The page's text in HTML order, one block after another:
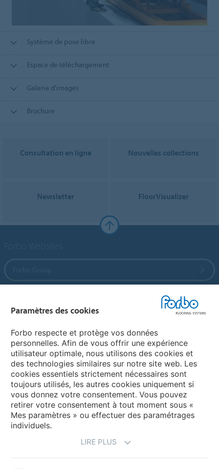
Système de pose libre
Espace de téléchargement
Galerie d'images
Brochure
Consultation en ligne Nouvelles collections
Newsletter FloorVisualizer
Sélectionnez un pays
Sélectionnez votre pays
Paramètres des cookies
Forbo respecte et protège vos données
personnelles. Afin de vous offrir une expérience
utilisateur optimale, nous utilisons des cookies et
des technologies similaires sur notre site web. Les
cookies essentiels strictement nécessaires sont
toujours utilisés, les autres cookies uniquement si
vous donnez votre consentement. Vous pouvez
retirer votre consentement à tout moment sous «
Mes paramètres » ou effectuer des paramétrages
individuels.
LIRE PLUS